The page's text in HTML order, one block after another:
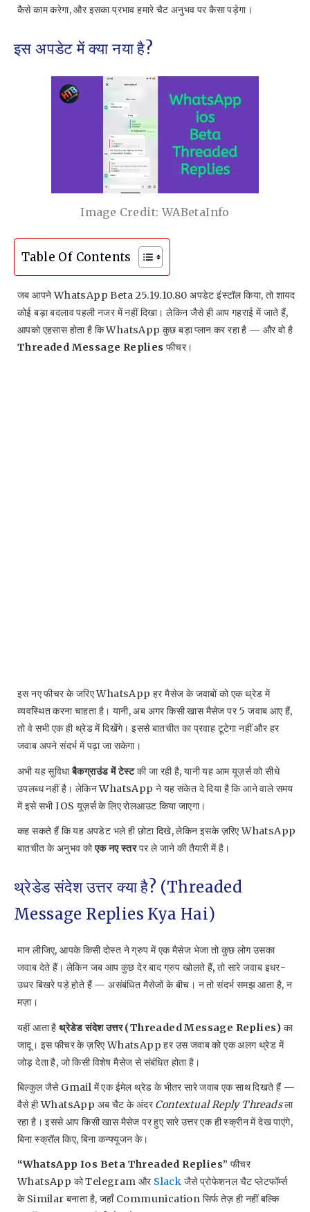
कैसे काम करेगा, और इसका प्रभाव हमारे चैट अनुभव पर कैसा पड़ेगा।
इस अपडेट में क्या नया है?
Image Credit: WABetaInfo
Table Of Contents
जब आपने WhatsApp Beta 25.19.10.80 अपडेट इंस्टॉल किया, तो शायद
कोई बड़ा बदलाव पहली नजर में नहीं दिखा। लेकिन जैसे ही आप गहराई में जाते हैं,
आपको एहसास होता है कि WhatsApp कुछ बड़ा प्लान कर रहा है — और वो है
Threaded Message Replies फीचर।
इस नए फीचर के जरिए WhatsApp हर मैसेज के जवाबों को एक थ्रेड में
व्यवस्थित करना चाहता है। यानी, अब अगर किसी खास मैसेज पर 5 जवाब आए हैं,
तो वे सभी एक ही थ्रेड में दिखेंगे। इससे बातचीत का प्रवाह टूटेगा नहीं और हर
जवाब अपने संदर्भ में पढ़ा जा सकेगा।
अभी यह सुविधाबैकग्राउंड में टेस्टकी जा रही है, यानी यह आम यूज़र्स को सीधे
उपलब्ध नहीं है। लेकिन WhatsApp ने यह संकेत दे दिया है कि आने वाले समय
में इसे सभी IOS यूज़र्स के लिए रोलआउट किया जाएगा।
कह सकते हैं कि यह अपडेट भले ही छोटा दिखे, लेकिन इसके ज़रिए WhatsApp
बातचीत के अनुभव कोएक नए स्तरपर ले जाने की तैयारी में है।
थ्रेडेड संदेश उत्तर क्या है? (Threaded
Message Replies Kya Hai)
मान लीजिए, आपके किसी दोस्त ने ग्रुप में एक मैसेज भेजा तो कुछ लोग उसका
जवाब देते हैं। लेकिन जब आप कुछ देर बाद ग्रुप खोलते हैं, तो सारे जवाब इधर-
उधर बिखरे पड़े होते हैं — असंबंधित मैसेजों के बीच। न तो संदर्भ समझ आता है, न
मज़ा।
यहीं आता हैथ्रेडेड संदेश उत्तर (Threaded Message Replies) का
जादू। इस फीचर के ज़रिए WhatsApp हर उस जवाब को एक अलग थ्रेड में
जोड़ देता है, जो किसी विशेष मैसेज से संबंधित होता है।
बिल्कुल जैसे Gmail में एक ईमेल थ्रेड के भीतर सारे जवाब एक साथ दिखते हैं —
वैसे ही WhatsApp अब चैट के अंदरContextual Reply Threadsला
रहा है। इससे आप किसी खास मैसेज पर हुए सारे उत्तर एक ही स्क्रीन में देख पाएंगे,
बिना स्क्रॉल किए, बिना कन्फ्यूजन के।
“WhatsApp Ios Beta Threaded Replies” फीचर
WhatsApp को Telegram और Slack जैसे प्रोफेशनल चैट प्लेटफॉर्म्स
के Similar बनाता है, जहाँ Communication सिर्फ तेज़ ही नहीं बल्कि